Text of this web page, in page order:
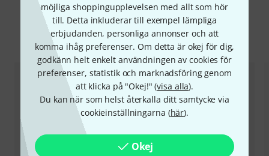
möjliga shoppingupplevelsen med allt som hör
till. Detta inkluderar till exempel lämpliga
erbjudanden, personliga annonser och att
komma ihåg preferenser. Om detta är okej för dig,
godkänn helt enkelt användningen av cookies för
preferenser, statistik och marknadsföring genom
att klicka på "Okej!" (visa alla).
Du kan när som helst återkalla ditt samtycke via
cookieinställningarna (här).
Okej
Jämför alternativ